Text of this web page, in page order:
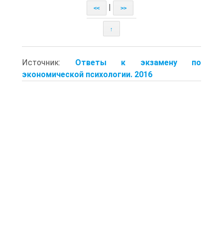
<< >>
↑
Источник: Ответы к экзамену по
экономической психологии. 2016